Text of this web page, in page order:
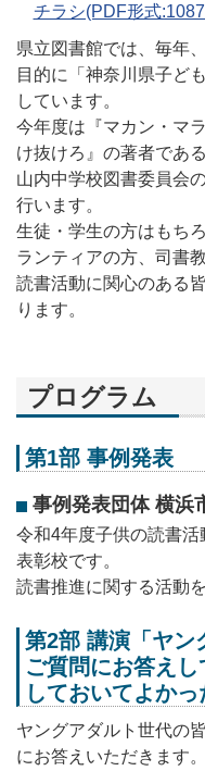
チラシ(PDF形式
県立図書館では、毎年
目的に「神奈川県子ど
しています。
今年度は『マカン・マ
け抜けろ』の著者であ
山内中学校図書委員会
行います。
生徒・学生の方はもち
ランティアの方、司書
読書活動に関心のある
ります。
プログラム
第1部 事例発表
事例発表団体 横浜
令和4年度子供の読書
表彰校です。
読書推進に関する活動
第2部 講演「ヤン
ご質問にお答え
しておいてよかっ
ヤングアダルト世代の
にお答えいただきます